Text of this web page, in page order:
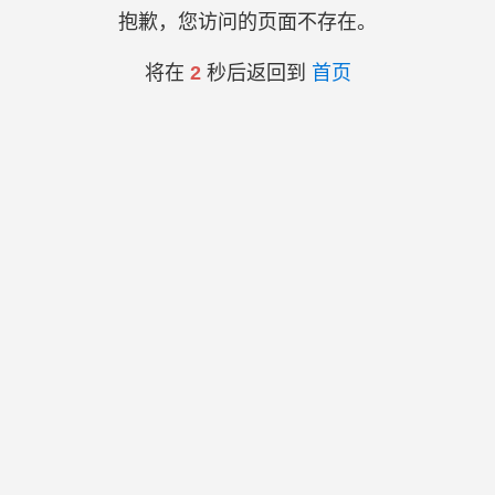
抱歉，您访问的页面不存在。
将在 2秒后返回到 首页